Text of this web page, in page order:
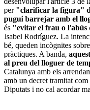
per "clarificar la figura"
pugui barrejar amb el
és "evitar el frau o l'abús
Isabel Rodríguez. La
bé, queden incògnites
pràctiques. A banda,
al preu del lloguer de
Catalunya amb els
amb un decret tramitat
Diputats i no cal acordar